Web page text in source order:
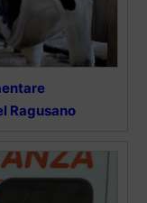
Ragusano